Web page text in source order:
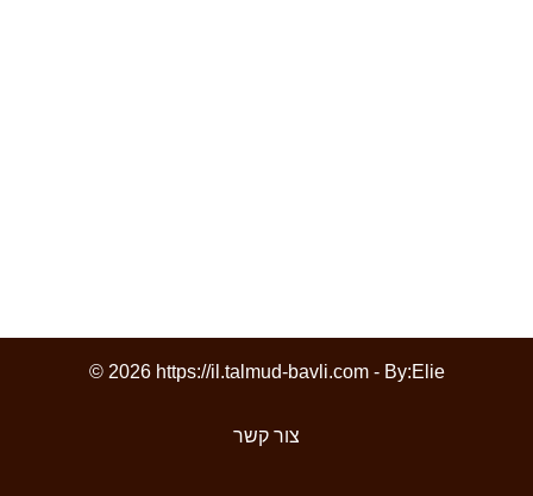
© 2026 https://il.talmud-bavli.com - By:Elie
צור קשר